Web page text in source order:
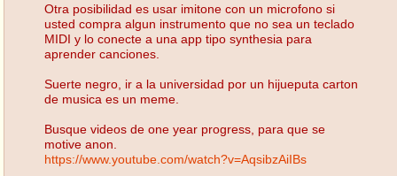
Otra posibilidad es usar imitone con un microfono si
usted compra algun instrumento que no sea un teclado
MIDI y lo conecte a una app tipo synthesia para
aprender canciones.
Suerte negro, ir a la universidad por un hijueputa carton
de musica es un meme.
Busque videos de one year progress, para que se
motive anon.
https://www.youtube.com/watch?v=AqsibzAiIBs